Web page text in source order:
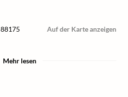
88175
Auf der Karte anzeigen
Mehr lesen